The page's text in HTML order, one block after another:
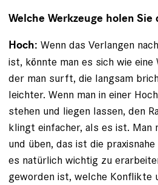
Welche Werkzeuge holen Sie
Hoch: Wenn das Verlangen
ist, könnte man es sich wie
der man surft, die langsam
leichter. Wenn man in einer
stehen und liegen lassen, den
klingt einfacher, als es ist. Man
und üben, das ist die
es natürlich wichtig zu
geworden ist, welche Konflikte